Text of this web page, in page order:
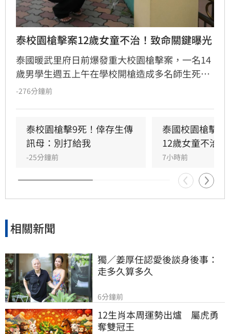
泰校園槍擊案12歲女童不治！致命關鍵曝光
泰國暖武里府日前爆發重大校園槍擊案，一名14
歲男學生週五上午在學校開槍造成多名師生死
傷，之後舉槍自盡，且嫌犯被懷疑案發前已在家
生後，泰國總理阿努廷（Anutin Charnvirakul）
隨即承諾推動新的槍枝管制法律，未來擬限制一
般民眾攜帶槍枝，僅允許執勤中的政府官員持
-276分鐘前
泰校園槍擊9死！倖存生傳
訊母：別打給我
-25分鐘前
泰國校園槍擊
12歲女童不治
7小時前
相關新聞
獨／姜厚任認愛後談身後事：
走多久算多久
6分鐘前
12生肖本周運勢出爐　屬虎勇
奪雙冠王